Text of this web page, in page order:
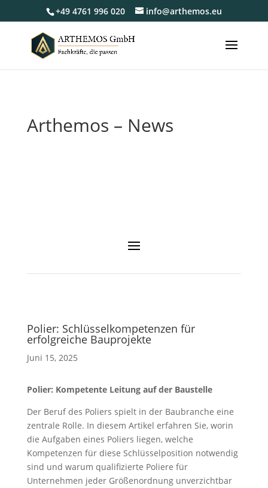
+49 4761 996 020 info@arthemos.eu
Arthemos – News
Polier: Schlüsselkompetenzen für
erfolgreiche Bauprojekte
Juni 15, 2025
Polier: Kompetente Leitung auf der Baustelle
Der Beruf des Poliers spielt in der Baubranche eine
zentrale Rolle. In diesem Artikel erfahren Sie, worin
die Aufgaben eines Poliers liegen, welche
Kompetenzen für diese Schlüsselposition notwendig
sind und warum qualifizierte Poliere für
Unternehmen jeder Größenordnung unverzichtbar